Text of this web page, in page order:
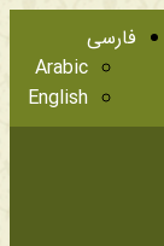
فارسی
Arabic
English